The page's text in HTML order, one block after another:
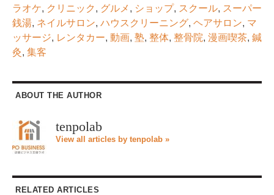
ラオケ, クリニック , グルメ , ショップ, スクール, スーパー
銭湯, ネイルサロン, ハウスクリーニング, ヘアサロン, マ
ッサージ, レンタカー, 動画, 塾, 整体, 整骨院, 漫画喫茶, 鍼
灸, 集客
ABOUT THE AUTHOR
tenpolab
View all articles by tenpolab »
RELATED ARTICLES